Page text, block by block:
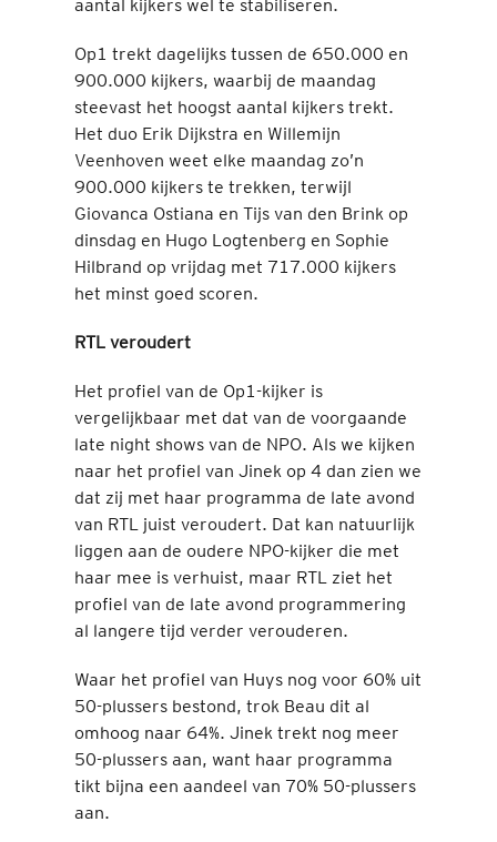
aantal kijkers wel te stabiliseren.
Op1 trekt dagelijks tussen de 650.000 en
900.000 kijkers, waarbij de maandag
steevast het hoogst aantal kijkers trekt.
Het duo Erik Dijkstra en Willemijn
Veenhoven weet elke maandag zo’n
900.000 kijkers te trekken, terwijl
Giovanca Ostiana en Tijs van den Brink op
dinsdag en Hugo Logtenberg en Sophie
Hilbrand op vrijdag met 717.000 kijkers
het minst goed scoren.
RTL veroudert
Het profiel van de Op1-kijker is
vergelijkbaar met dat van de voorgaande
late night shows van de NPO. Als we kijken
naar het profiel van Jinek op 4 dan zien we
dat zij met haar programma de late avond
van RTL juist veroudert. Dat kan natuurlijk
liggen aan de oudere NPO-kijker die met
haar mee is verhuist, maar RTL ziet het
profiel van de late avond programmering
al langere tijd verder verouderen.
Waar het profiel van Huys nog voor 60% uit
50-plussers bestond, trok Beau dit al
omhoog naar 64%. Jinek trekt nog meer
50-plussers aan, want haar programma
tikt bijna een aandeel van 70% 50-plussers
aan.